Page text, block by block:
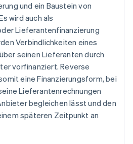
und ein Baustein von
wird auch als
Lieferantenfinanzierung
Verbindlichkeiten eines
seinen Lieferanten durch
vorfinanziert. Reverse
eine Finanzierungsform, bei
Lieferantenrechnungen
begleichen lässt und den
späteren Zeitpunkt an